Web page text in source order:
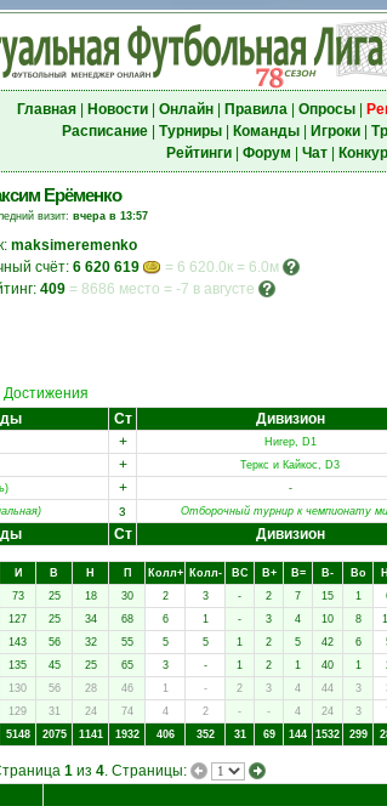
Главная| Новости| Онлайн| Правила| Опросы|
Расписание| Турниры| Команды| Игроки|
Рейтинги| Форум Чат|
Ерёменко
визит: вчера в 13:57
maksimeremenko
счёт: 6 620 619
= 6 620.0к = 6.0м
409 = 8686 место = -7 в августе
Достижения
Ст Дивизион
+ Нигер, D1
+ Теркс и Кайкос, D3
+ -
з Отборочный турнир к чемпионату
Ст Дивизион
И В Н П Колл+ Колл- ВC В+ В= В- Вo
73 25 18 30 2 3 - 2 7 15 1
127 25 34 68 6 1 - 3 4 10 8
143 56 32 55 5 5 1 2 5 42 6
135 45 25 65 3 - 1 2 1 40 1
130 56 28 46 1 - 2 3 4 44 3
129 31 24 74 4 2 - - 4 24 3
5148 2075 1141 1932 406 352 31 69 144 1532 299
1 из 4. Страницы: